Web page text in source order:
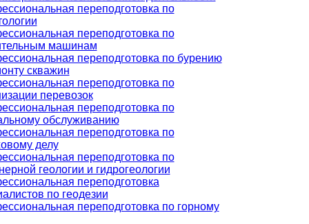
переподготовка по
переподготовка по
машинам
переподготовка по бурению
скважин
переподготовка по
перевозок
переподготовка по
обслуживанию
переподготовка по
делу
переподготовка по
геологии и гидрогеологии
переподготовка
по геодезии
переподготовка по горному